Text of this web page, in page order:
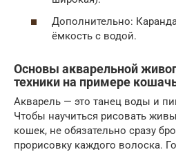
Дополнительно:
ёмкость с водой.
Основы акварельной
техники на примере
Акварель — это танец воды и
Чтобы научиться рисовать
кошек, не обязательно сразу
прорисовку каждого волоска.